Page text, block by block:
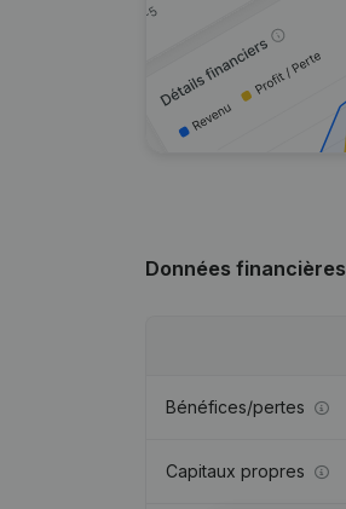
Données financières
Bénéfices/pertes
Capitaux propres